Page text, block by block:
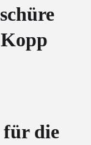
für die